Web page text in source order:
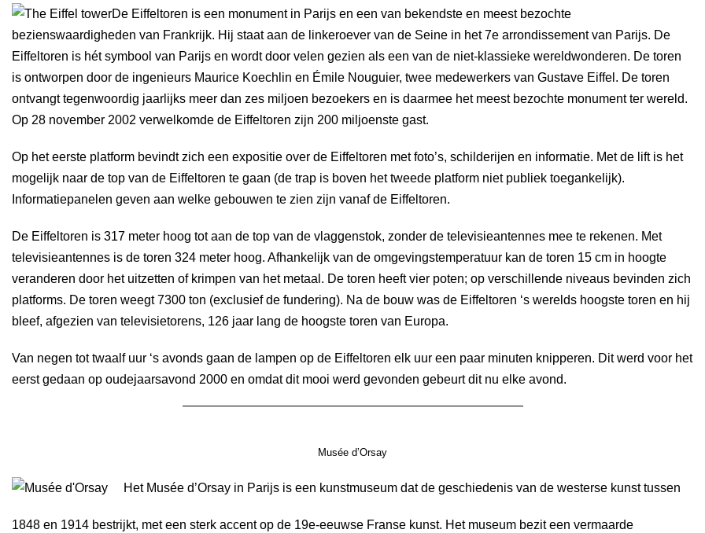
De Eiffeltoren is een monument in Parijs en een van bekendste en meest bezochte
bezienswaardigheden van Frankrijk. Hij staat aan de linkeroever van de Seine in het 7e arrondissement van Parijs. De
Eiffeltoren is hét symbool van Parijs en wordt door velen gezien als een van de niet-klassieke wereldwonderen. De toren
is ontworpen door de ingenieurs Maurice Koechlin en Émile Nouguier, twee medewerkers van Gustave Eiffel. De toren
ontvangt tegenwoordig jaarlijks meer dan zes miljoen bezoekers en is daarmee het meest bezochte monument ter wereld.
Op 28 november 2002 verwelkomde de Eiffeltoren zijn 200 miljoenste gast.
Op het eerste platform bevindt zich een expositie over de Eiffeltoren met foto’s, schilderijen en informatie. Met de lift is het
mogelijk naar de top van de Eiffeltoren te gaan (de trap is boven het tweede platform niet publiek toegankelijk).
Informatiepanelen geven aan welke gebouwen te zien zijn vanaf de Eiffeltoren.
De Eiffeltoren is 317 meter hoog tot aan de top van de vlaggenstok, zonder de televisieantennes mee te rekenen. Met
televisieantennes is de toren 324 meter hoog. Afhankelijk van de omgevingstemperatuur kan de toren 15 cm in hoogte
veranderen door het uitzetten of krimpen van het metaal. De toren heeft vier poten; op verschillende niveaus bevinden zich
platforms. De toren weegt 7300 ton (exclusief de fundering). Na de bouw was de Eiffeltoren ‘s werelds hoogste toren en hij
bleef, afgezien van televisietorens, 126 jaar lang de hoogste toren van Europa.
Van negen tot twaalf uur ‘s avonds gaan de lampen op de Eiffeltoren elk uur een paar minuten knipperen. Dit werd voor het
eerst gedaan op oudejaarsavond 2000 en omdat dit mooi werd gevonden gebeurt dit nu elke avond.
Musée d’Orsay
Het Musée d’Orsay in Parijs is een kunstmuseum dat de geschiedenis van de westerse kunst tussen
1848 en 1914 bestrijkt, met een sterk accent op de 19e-eeuwse Franse kunst. Het museum bezit een vermaarde